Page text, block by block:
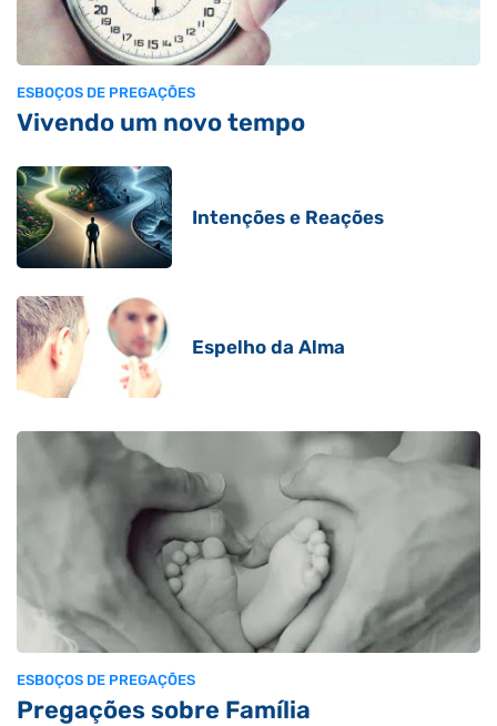
ESBOÇOS DE PREGAÇÕES
Vivendo um novo tempo
Intenções e Reações
Espelho da Alma
ESBOÇOS DE PREGAÇÕES
Pregações sobre Família